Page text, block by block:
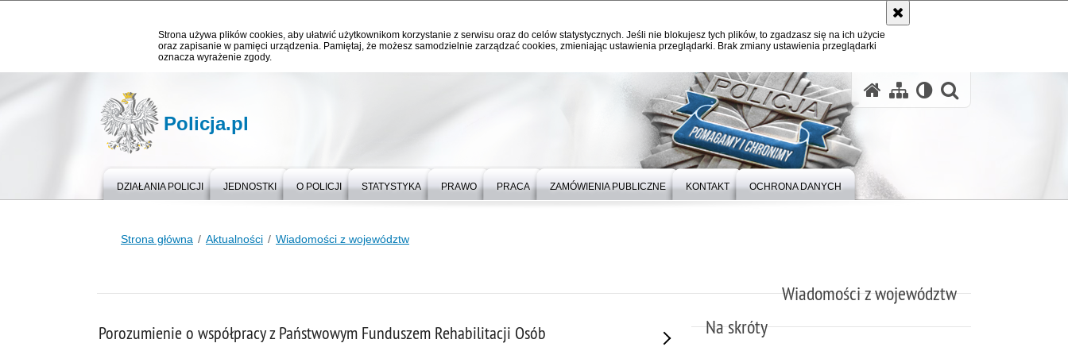
Strona używa plików cookies, aby ułatwić użytkownikom korzystanie z serwisu oraz do celów statystycznych. Jeśli nie blokujesz tych plików, to zgadzasz się na ich użycie
oraz zapisanie w pamięci urządzenia. Pamiętaj, że możesz samodzielnie zarządzać cookies, zmieniając ustawienia przeglądarki. Brak zmiany ustawienia przeglądarki
oznacza wyrażenie zgody.
Policja.pl
DZIAŁANIA POLICJI JEDNOSTKI O POLICJI STATYSTYKA PRAWO PRACA ZAMÓWIENIA PUBLICZNE KONTAKT OCHRONA DANYCH
Strona główna Aktualności Wiadomości z województw
Wiadomości z województw
Porozumienie o współpracy z Państwowym Funduszem Rehabilitacji Osób
Na skróty